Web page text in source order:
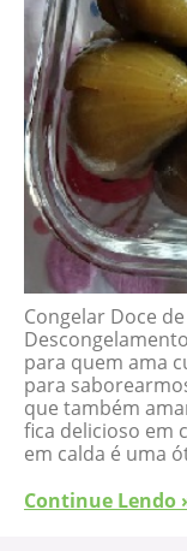
Congelar Doce
para quem ama
para
que também
fica delicioso em
em calda é uma
Continue Lendo